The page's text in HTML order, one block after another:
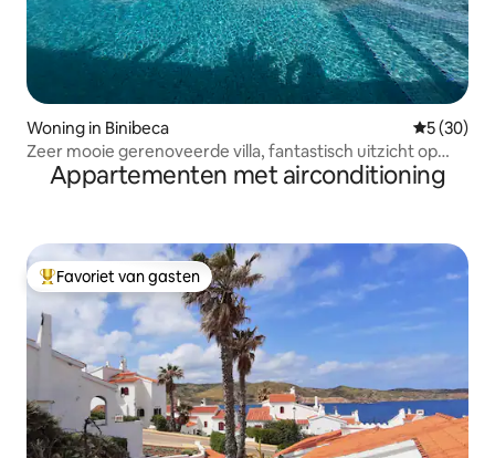
Woning in Binibeca
5 (30)
Zeer mooie gerenoveerde villa, fantastisch uitzicht op
zee!Appartementen met airconditioning
Topfavoriet van gasten
Favoriet van gasten